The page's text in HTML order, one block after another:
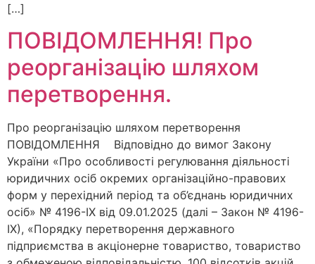
[…]
ПОВІДОМЛЕННЯ! Про
реорганізацію шляхом
перетворення.
Про реорганізацію шляхом перетворення
ПОВІДОМЛЕННЯ Відповідно до вимог Закону
України «Про особливості регулювання діяльності
юридичних осіб окремих організаційно-правових
форм у перехідний період та об’єднань юридичних
осіб» № 4196-ІХ від 09.01.2025 (далі – Закон № 4196-
ІХ), «Порядку перетворення державного
підприємства в акціонерне товариство, товариство